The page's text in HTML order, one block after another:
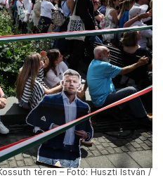
téren – Fotó: Huszti István /